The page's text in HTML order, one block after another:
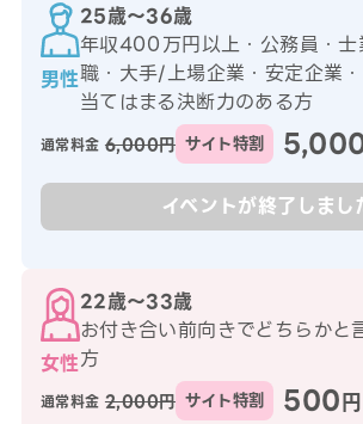
男性
25歳〜36歳
年収400万円以上・公務員・士
職・大手/上場企業・安定企業
当てはまる決断力のある方
通常料金 6,000円 サイト特割
イベントが終了しまし
女性
22歳〜33歳
お付き合い前向きでどちらかと
方
通常料金 2,000円 サイト特割 500円